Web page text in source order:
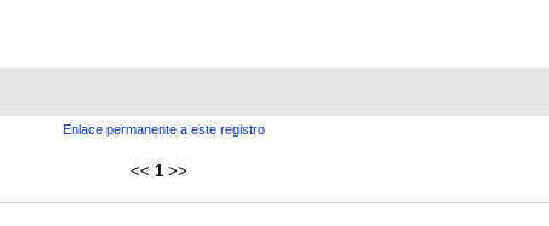
Enlace permanente a este registro
<< 1 >>